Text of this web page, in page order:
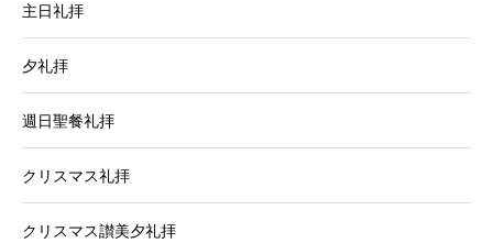
主日礼拝
夕礼拝
週日聖餐礼拝
クリスマス礼拝
クリスマス讃美夕礼拝